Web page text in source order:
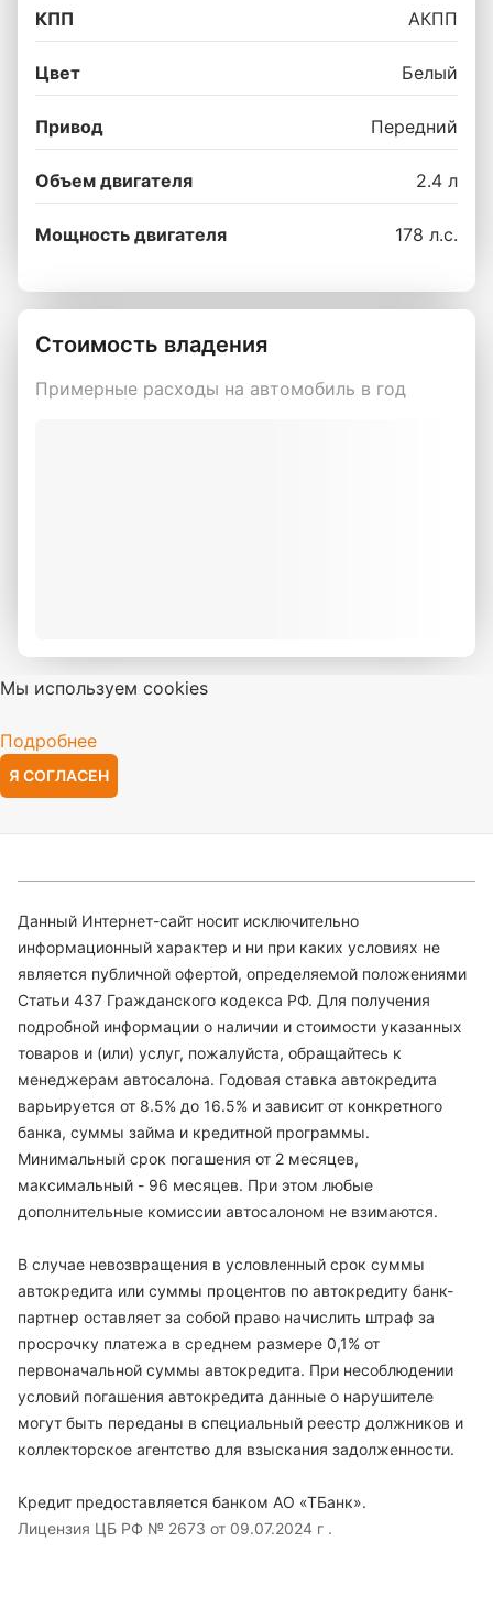
КПП АКПП
Цвет Белый
Привод Передний
Объем двигателя 2.4 л
Мощность двигателя 178 л.с.
Стоимость владения
Примерные расходы на автомобиль в год
Мы используем cookies
Подробнее
Я СОГЛАСЕН
Данный Интернет-сайт носит исключительно
информационный характер и ни при каких условиях не
является публичной офертой, определяемой положениями
Статьи 437 Гражданского кодекса РФ. Для получения
подробной информации о наличии и стоимости указанных
товаров и (или) услуг, пожалуйста, обращайтесь к
менеджерам автосалона. Годовая ставка автокредита
варьируется от 8.5% до 16.5% и зависит от конкретного
банка, суммы займа и кредитной программы.
Минимальный срок погашения от 2 месяцев,
максимальный - 96 месяцев. При этом любые
дополнительные комиссии автосалоном не взимаются.
В случае невозвращения в условленный срок суммы
автокредита или суммы процентов по автокредиту банк-
партнер оставляет за собой право начислить штраф за
просрочку платежа в среднем размере 0,1% от
первоначальной суммы автокредита. При несоблюдении
условий погашения автокредита данные о нарушителе
могут быть переданы в специальный реестр должников и
коллекторское агентство для взыскания задолженности.
Кредит предоставляется банком АО «ТБанк».
Лицензия ЦБ РФ № 2673 от 09.07.2024 г .